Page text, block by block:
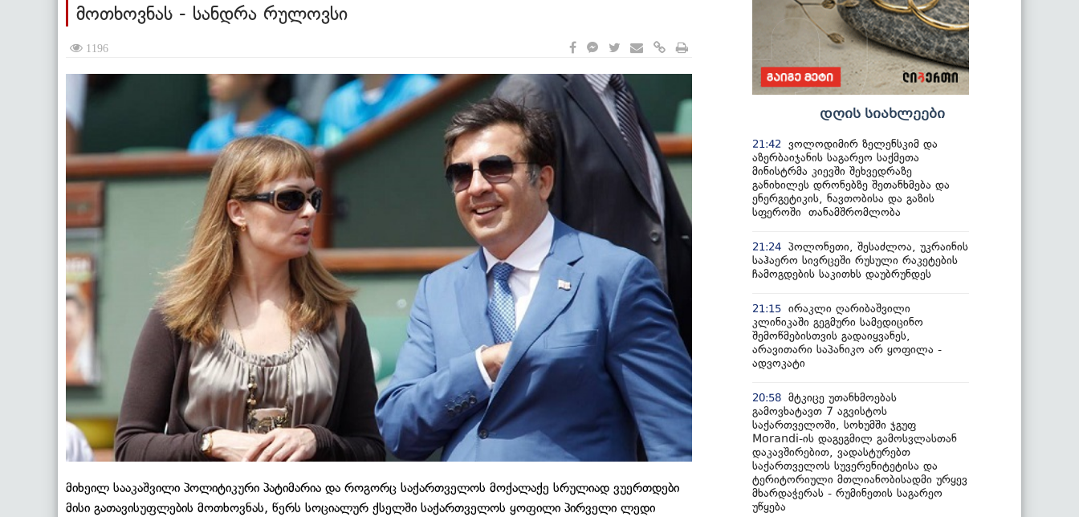
მოთხოვნას - სანდრა რულოვსი
1196
მიხეილ სააკაშვილი პოლიტიკური პატიმარია და როგორც საქართველოს მოქალაქე სრულიად ვუერთდები
მისი გათავისუფლების მოთხოვნას, წერს სოციალურ ქსელში საქართველოს ყოფილი პირველი ლედი
დღის სიახლეები
21:42
ვოლოდიმირ ზელენსკიმ და
აზერბაიჯანის საგარეო საქმეთა
მინისტრმა კიევში შეხვედრაზე
განიხილეს დრონებზე შეთანხმება და
ენერგეტიკის, ნავთობისა და გაზის
სფეროში თანამშრომლობა
21:24 პოლონეთი, შესაძლოა, უკრაინის
საჰაერო სივრცეში რუსული რაკეტების
ჩამოგდების საკითხს დაუბრუნდეს
21:15 ირაკლი ღარიბაშვილი
კლინიკაში გეგმური სამედიცინო
შემოწმებისთვის გადაიყვანეს,
არავითარი საპანიკო არ ყოფილა -
ადვოკატი
20:58 მტკიცე უთანხმოებას
გამოვხატავთ 7 აგვისტოს
საქართველოში, სოხუმში ჯგუფ
Morandi-ის დაგეგმილ გამოსვლასთან
დაკავშირებით, ვადასტურებთ
საქართველოს სუვერენიტეტისა და
ტერიტორიული მთლიანობისადმი ურყევ
მხარდაჭერას - რუმინეთის საგარეო
უწყება